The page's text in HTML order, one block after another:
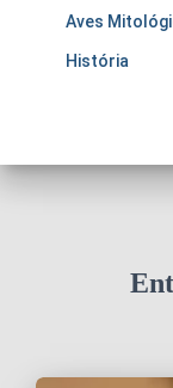
Aves
História